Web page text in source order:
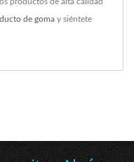
de goma y siéntete